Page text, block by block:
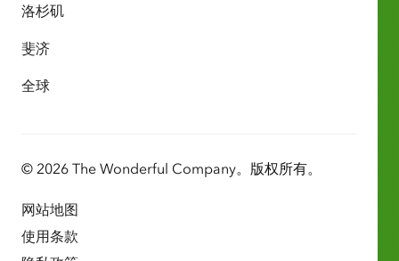
洛杉矶
斐济
全球
© 2026 The Wonderful Company。版权所有。
网站地图
使用条款